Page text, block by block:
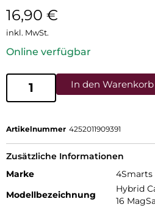
16,90 €
inkl. MwSt.
Online verfügbar
In den Warenkorb
Artikelnummer 4252011909391
Zusätzliche Informationen
Marke
4Smarts
Modellbezeichnung
Hybrid
16